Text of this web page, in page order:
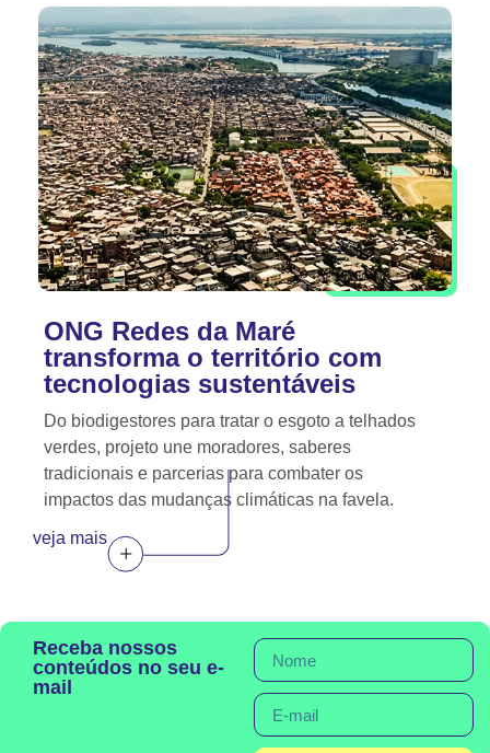
ONG Redes da Maré
transforma o território com
tecnologias sustentáveis
Do biodigestores para tratar o esgoto a telhados
verdes, projeto une moradores, saberes
tradicionais e parcerias para combater os
impactos das mudanças climáticas na favela.
veja mais
Receba nossos
conteúdos no seu e-
mail